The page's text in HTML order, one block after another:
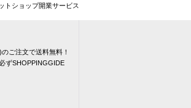
トショップ開業サービス
ご注文で送料無料！
ずSHOPPINGGIDE